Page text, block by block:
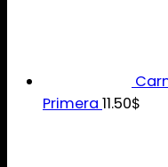
Primera 11.50$